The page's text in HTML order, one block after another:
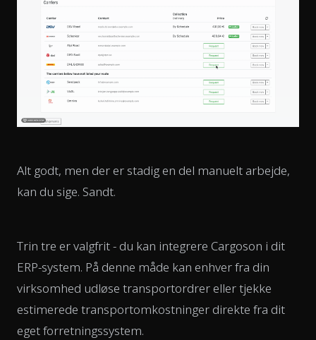
Alt godt, men der er stadig en del manuelt arbejde,
kan du sige. Sandt.
Trin tre er valgfrit - du kan integrere Cargoson i dit
ERP-system. På denne måde kan enhver fra din
virksomhed udløse transportordrer eller tjekke
estimerede transportomkostninger direkte fra dit
eget forretningssystem.